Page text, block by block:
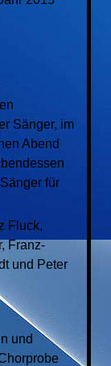
Sänger, im
Abend
für
Fluck,
Franz-
und Peter
und